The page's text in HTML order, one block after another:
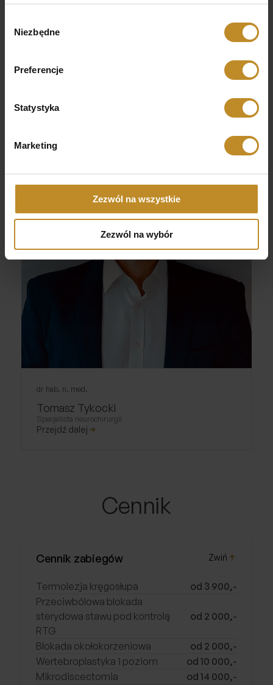
zgody
Niezbędne
Preferencje
Statystyka
Marketing
Zezwól na wszystkie
Zezwól na wybór
Łukasz Grabarczyk
dr hab. n. med.
Tomasz Tykocki
Specjalista neurochirurgii
Przejdź dalej
Cennik
Cennik zabiegów
Termolezja kręgosłupa
od 3 900,-
Przeciwbólowa blokada
sterydowa stawu pod kontrolą
RTG
od 2 000,-
Blokada okołokorzeniowa
od 2 000,-
Wertebroplastyka 1 poziom
od 10 000,-
Mikrodiscectomia
od 14 000,-